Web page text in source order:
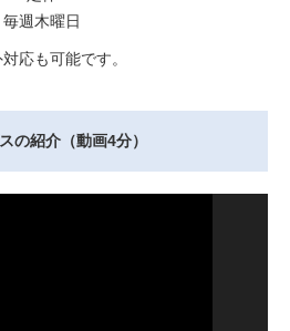
毎週木曜日
応も可能です。
の紹介（動画4分）